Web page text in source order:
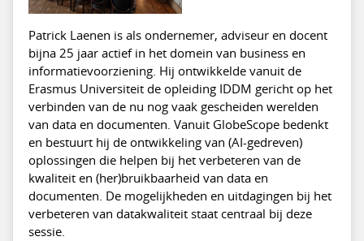
Patrick Laenen is als ondernemer, adviseur en docent
bijna 25 jaar actief in het domein van business en
informatievoorziening. Hij ontwikkelde vanuit de
Erasmus Universiteit de opleiding IDDM gericht op het
verbinden van de nu nog vaak gescheiden werelden
van data en documenten. Vanuit GlobeScope bedenkt
en bestuurt hij de ontwikkeling van (AI-gedreven)
oplossingen die helpen bij het verbeteren van de
kwaliteit en (her)bruikbaarheid van data en
documenten. De mogelijkheden en uitdagingen bij het
verbeteren van datakwaliteit staat centraal bij deze
sessie.